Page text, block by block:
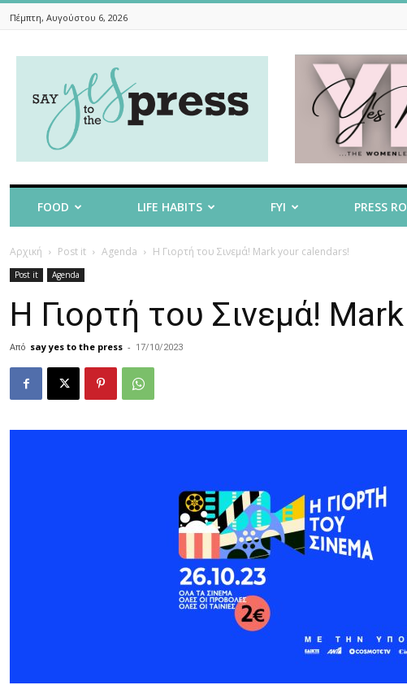
Πέμπτη, Αυγούστου 6, 2026
To
The
FOOD LIFE HABITS FYI PRESS
Αρχική Post it Agenda H Γιορτή του Σινεμά! Mark your calendars!
Post it Agenda
H Γιορτή του Σινεμά!
Από say yes to the press - 17/10/2023